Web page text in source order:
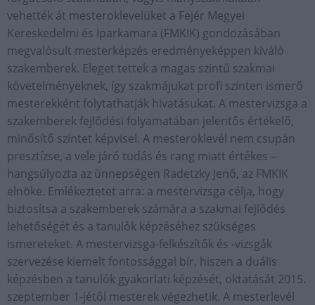
vehették át mesteroklevelüket a Fejér Megyei
Kereskedelmi és Iparkamara (FMKIK) gondozásában
megvalósult mesterképzés eredményeképpen kiváló
szakemberek. Eleget tettek a magas szintű szakmai
követelményeknek, így szakmájukat profi szinten ismerő
mesterekként folytathatják hivatásukat. A mestervizsga a
szakemberek fejlődési folyamatában jelentős értékelő,
minősítő szintet képvisel. A mesteroklevél nem csupán
presztízse, a vele járó tudás és rang miatt értékes –
hangsúlyozta az ünnepségen Radetzky Jenő, az FMKIK
elnöke. Emlékeztetet arra: a mestervizsga célja, hogy
biztosítsa a szakemberek számára a szakmai fejlődés
lehetőségét és a tanulók képzéséhez szükséges
ismereteket. A mestervizsga-felkészítők és -vizsgák
szervezése kiemelt fontossággal bír, hiszen a duális
képzésben a tanulók gyakorlati képzését, oktatását 2015.
szeptember 1-jétől mesterek végezhetik. A mesterlevél